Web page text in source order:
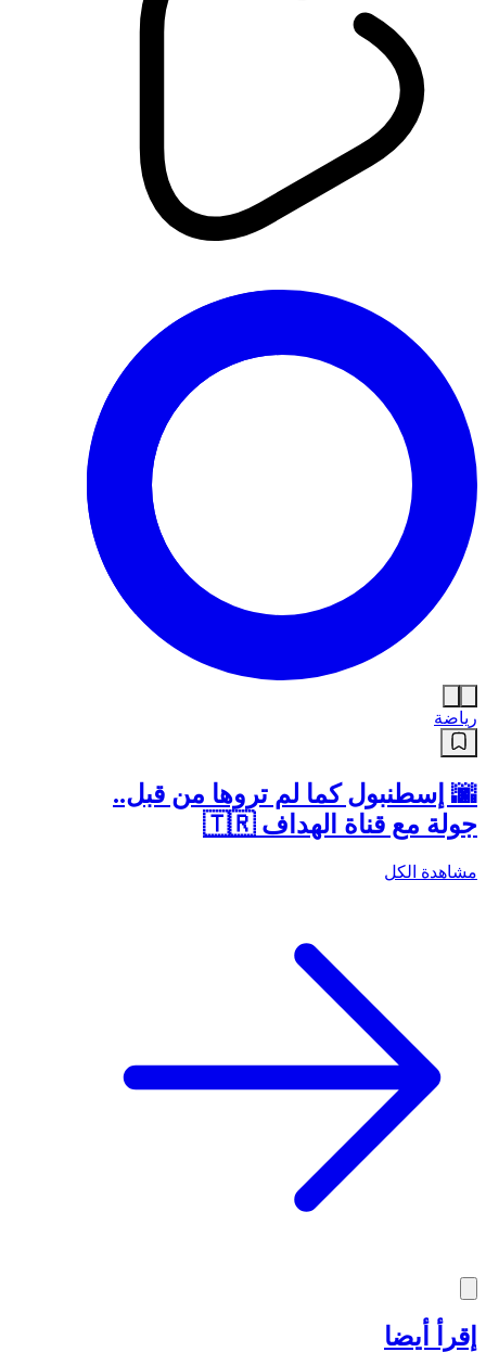
رياضة
🌆 إسطنبول كما لم تروها من قبل..
جولة مع قناة الهداف 🇹🇷
مشاهدة الكل
إقرأ أيضا